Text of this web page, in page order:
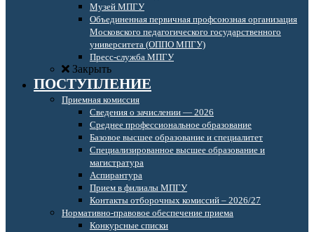
Музей МПГУ
Объединенная первичная профсоюзная организация
Московского педагогического государственного
университета (ОППО МПГУ)
Пресс-служба МПГУ
Закрыть
ПОСТУПЛЕНИЕ
Приемная комиссия
Сведения о зачислении — 2026
Среднее профессиональное образование
Базовое высшее образование и специалитет
Специализированное высшее образование и
магистратура
Аспирантура
Прием в филиалы МПГУ
Контакты отборочных комиссий – 2026/27
Нормативно-правовое обеспечение приема
Конкурсные списки